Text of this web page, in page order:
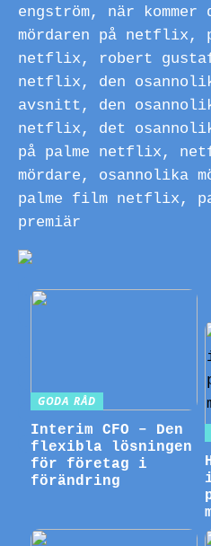
engström, när kommer
mördaren på netflix,
netflix, robert
netflix, den
avsnitt, den
netflix, det
på palme netflix,
mördare, osannolika
palme film netflix,
premiär
GODA RÅD
Interim CFO – Den
flexibla lösningen
för företag i
förändring